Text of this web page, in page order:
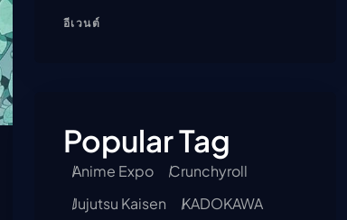
อีเวนต์
Popular Tag
Anime Expo
Crunchyroll
Jujutsu Kaisen
KADOKAWA